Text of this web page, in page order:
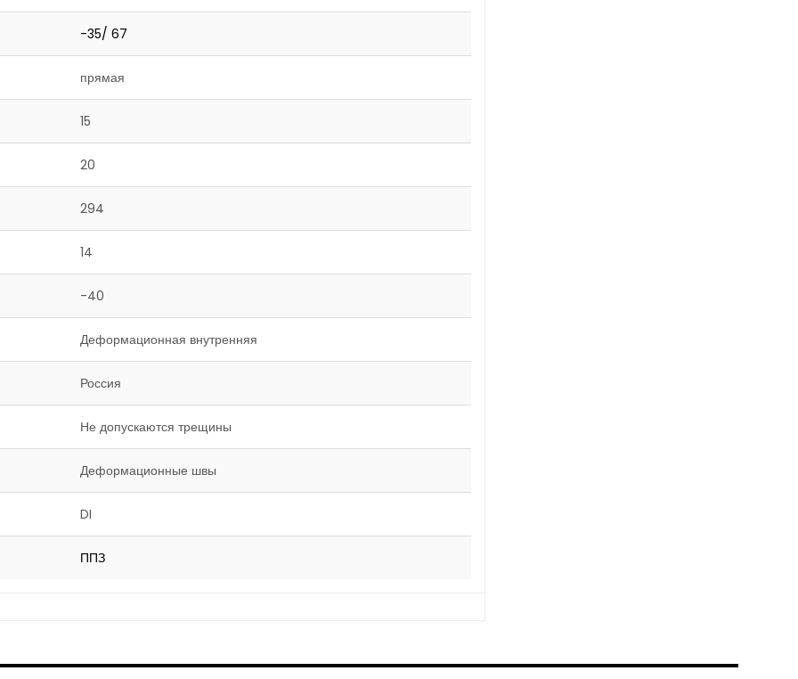
-35/ 67
прямая
15
20
294
14
-40
Деформационная внутренняя
Россия
Не допускаются трещины
Деформационные швы
DI
ППЗ